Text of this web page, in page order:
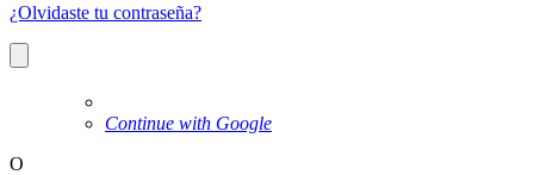
¿Olvidaste tu contraseña?
Continue with Google
O